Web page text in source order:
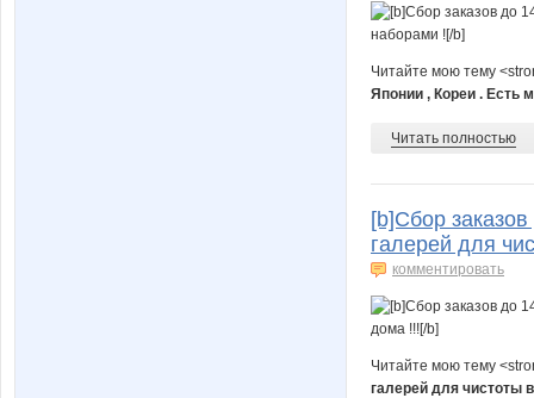
Читайте мою тему
Японии , Кореи . Есть
Читать полностью
[b]Сбор
галерей для
комментировать
Читайте мою тему
галерей для чистоты